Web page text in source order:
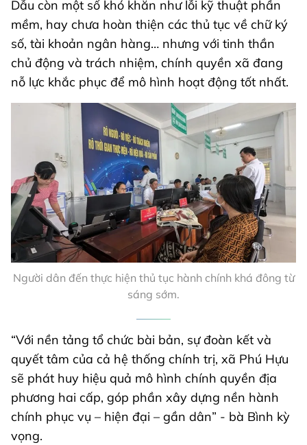
Dẫu còn một số khó khăn như lỗi kỹ thuật phần
mềm, hay chưa hoàn thiện các thủ tục về chữ ký
số, tài khoản ngân hàng… nhưng với tinh thần
chủ động và trách nhiệm, chính quyền xã đang
nỗ lực khắc phục để mô hình hoạt động tốt nhất.
Người dân đến thực hiện thủ tục hành chính khá đông từ
sáng sớm.
“Với nền tảng tổ chức bài bản, sự đoàn kết và
quyết tâm của cả hệ thống chính trị, xã Phú Hựu
sẽ phát huy hiệu quả mô hình chính quyền địa
phương hai cấp, góp phần xây dựng nền hành
chính phục vụ – hiện đại – gần dân” - bà Bình kỳ
vọng.